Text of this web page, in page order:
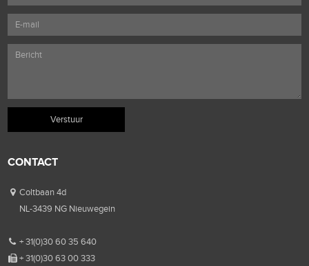
CONTACT
Coltbaan 4d
NL-3439 NG Nieuwegein
+ 31(0)30 60 35 640
+ 31(0)30 63 00 333